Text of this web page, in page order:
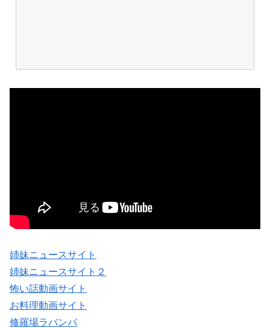
姉妹ニュースサイト
姉妹ニュースサイト２
怖い話動画サイト
お料理動画サイト
修羅場ラバンバ